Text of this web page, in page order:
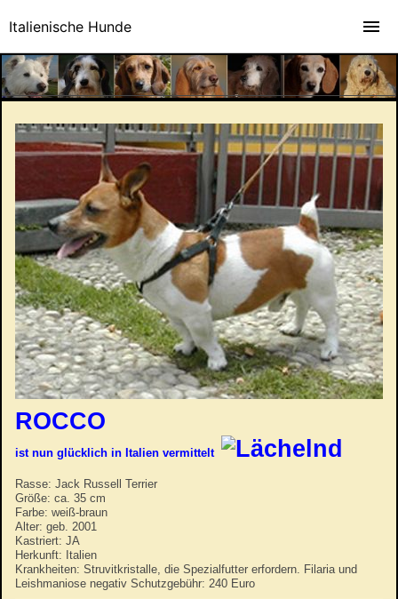
ROCCO
ist nun glücklich in Italien vermittelt
Rasse: Jack Russell Terrier
Größe: ca. 35 cm
Farbe: weiß-braun
Alter: geb. 2001
Kastriert: JA
Herkunft: Italien
Krankheiten: Struvitkristalle, die Spezialfutter erfordern. Filaria und
Leishmaniose negativ Schutzgebühr: 240 Euro
Italienische Hunde